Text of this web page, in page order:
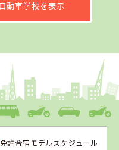
動車学校を表示
静岡県
免許合宿モデルスケジュール